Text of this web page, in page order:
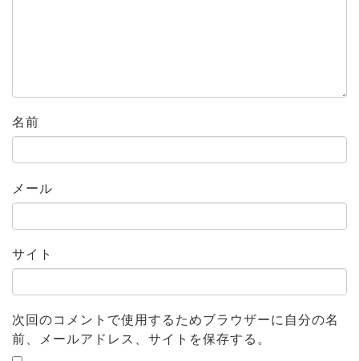
名前
メール
サイト
次回のコメントで使用するためブラウザーに自分の名
前、メールアドレス、サイトを保存する。